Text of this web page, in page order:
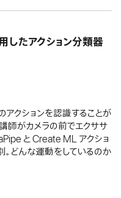
たアクション分類器
アクションを認識することが
師がカメラの前でエクササ
と Create ML アクショ
どんな運動をしているのか